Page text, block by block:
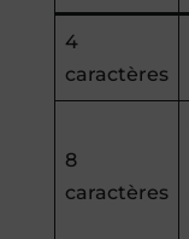
4
caractères
8
caractères